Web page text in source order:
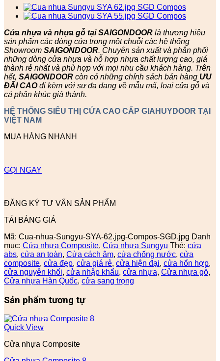
Cửa nhựa và nhựa gỗ tại SAIGONDOOR là thương hiệu
sản phẩm các dòng cửa trong một chuỗi các hệ thống
Showroom SAIGONDOOR. Chuyên sản xuất và phân phối
những dòng cửa nhựa và hỗ hợp nhựa chất lượng cao, giá
thành rẻ nhất và phù hợp với mọi nhu cầu khách hàng. Trên
hết, SAIGONDOOR còn có những chính sách bán hàng ƯU
ĐÃI CAOđi kèm với sự đa dạng về mẫu mã, loại cửa gỗ và
cả phân khúc giá thành.
HỆ THỐNG SIÊU THỊ CỬA CAO CẤP GIAHUYDOOR TẠI
VIỆT NAM
MUA HÀNG NHANH
GỌI NGAY
ĐĂNG KÝ TƯ VẤN SẢN PHẨM
TẢI BẢNG GIÁ
Mã: Cua-nhua-Sungyu-SYA-62.jpg-Compos-SGD.jpg Danh
mục: Cửa nhựa Composite, Cửa nhựa Sungyu Thẻ: cửa
abs, cửa an toàn, Cửa cách âm, cửa chống nước, cửa
composite, cửa đẹp, cửa giá rẻ, cửa hiện đại, cửa hổn hợp,
cửa nguyên khối, cửa nhập khẩu, cửa nhựa, Cửa nhựa gỗ,
Cửa nhựa Hàn Quốc, cửa sang trọng
Sản phẩm tương tự
Quick View
Cửa nhựa Composite